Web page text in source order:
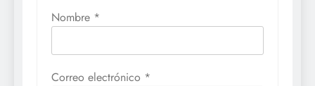
Nombre *
Correo electrónico *